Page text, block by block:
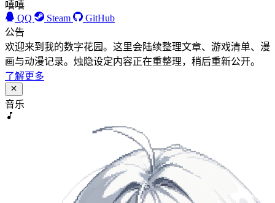
嘻嘻
QQ
Steam
GitHub
公告
欢迎来到我的数字花园。这里会陆续整理文章、游戏清单、漫
画与动漫记录。烛隐设定内容正在重整理，稍后重新公开。
了解更多
音乐